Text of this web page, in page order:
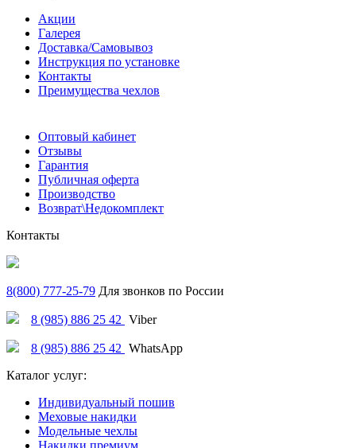
Акции
Галерея
Доставка/Самовывоз
Инструкция по установке
Контакты
Преимущества чехлов
Оптовый кабинет
Отзывы
Гарантия
Публичная оферта
Производство
Возврат\Недокомплект
Контакты
8(800) 777-25-79 Для звонков по России
8 (985) 886 25 42 Viber
8 (985) 886 25 42 WhatsApp
Каталог услуг:
Индивидуальный пошив
Меховые накидки
Модельные чехлы
Накидки премиум